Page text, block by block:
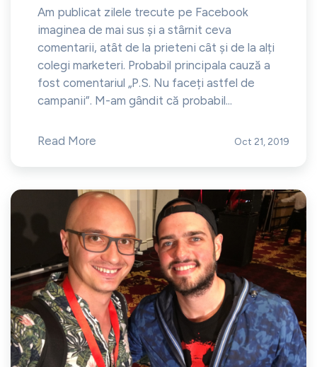
Am publicat zilele trecute pe Facebook
imaginea de mai sus și a stârnit ceva
comentarii, atât de la prieteni cât și de la alți
colegi marketeri. Probabil principala cauză a
fost comentariul „P.S. Nu faceți astfel de
campanii”. M-am gândit că probabil...
Read More Oct 21, 2019